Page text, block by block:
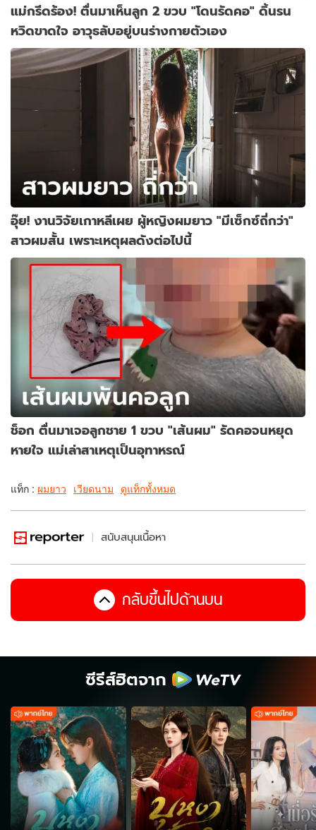
แม่กรีดร้อง! ตื่นมาเห็นลูก 2 ขวบ "โดนรัดคอ" ดิ้นรน
หวิดขาดใจ อาวุธลับอยู่บนร่างกายตัวเอง
อุ๊ย! งานวิจัยเกาหลีเผย ผู้หญิงผมยาว "มีเซ็กซ์ถี่กว่า"
สาวผมสั้น เพราะเหตุผลดังต่อไปนี้
ช็อก ตื่นมาเจอลูกชาย 1 ขวบ "เส้นผม" รัดคอจนหยุด
หายใจ แม่เล่าสาเหตุเป็นอุทาหรณ์
แท็ก : ผมยาว เวียดนาม ดูแท็กทั้งหมด
สนับสนุนเนื้อหา
กลับขึ้นไปด้านบน
ซีรีส์ฮิตจาก